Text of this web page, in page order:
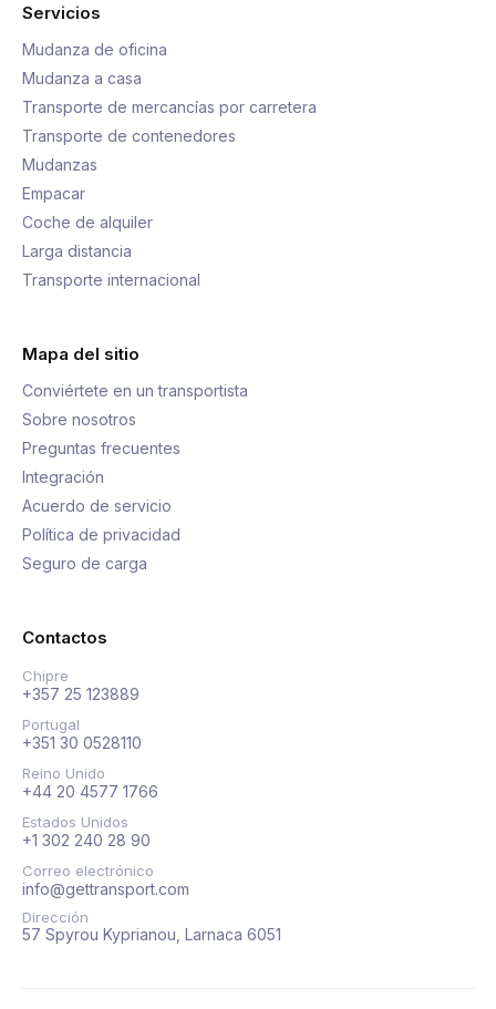
Servicios
Mudanza de oficina
Mudanza a casa
Transporte de mercancías por carretera
Transporte de contenedores
Mudanzas
Empacar
Coche de alquiler
Larga distancia
Transporte internacional
Mapa del sitio
Conviértete en un transportista
Sobre nosotros
Preguntas frecuentes
Integración
Acuerdo de servicio
Política de privacidad
Seguro de carga
Contactos
Chipre
+357 25 123889
Portugal
+351 30 0528110
Reino Unido
+44 20 4577 1766
Estados Unidos
+1 302 240 28 90
Correo electrónico
info@gettransport.com
Dirección
57 Spyrou Kyprianou, Larnaca 6051